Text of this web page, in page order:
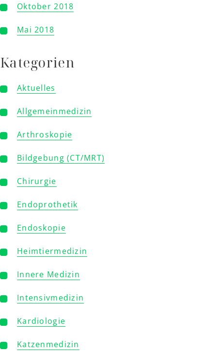
Oktober 2018
Mai 2018
Kategorien
Aktuelles
Allgemeinmedizin
Arthroskopie
Bildgebung (CT/MRT)
Chirurgie
Endoprothetik
Endoskopie
Heimtiermedizin
Innere Medizin
Intensivmedizin
Kardiologie
Katzenmedizin